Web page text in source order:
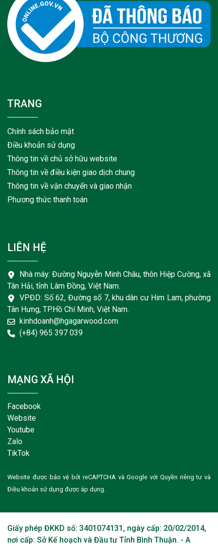
TRANG
Chính sách bảo mật
Điều khoản sử dụng
Thông tin về chủ sở hữu website
Thông tin về điều kiện giao dịch chung
Thông tin về vận chuyển và giao nhận
Phương thức thanh toán
LIÊN HỆ
Nhà máy: Đường Nguyễn Minh Châu, thôn Hiệp Cường, xã
Tân Hải, tỉnh Lâm Đồng, Việt Nam.
VPĐD: Số 62, Đường số 7, khu dân cư Him Lam, phường
Tân Hưng, TP.Hồ Chí Minh, Việt Nam.
kinhdoanh@hgagarwood.com
(+84) 965 397 039
MẠNG XÃ HỘI
Facebook
Website
Youtube
Zalo
TikTok
Website được bảo vệ bởi reCAPTCHA và Google với Quyền riêng tư và
Điều khoản sử dụng được áp dụng.
Giấy phép ĐKKD số: 3401074131, ngày cấp: 20/02/2014,
nơi cấp: Sở Kế hoạch và Đầu tư Tỉnh Bình Thuận. - A